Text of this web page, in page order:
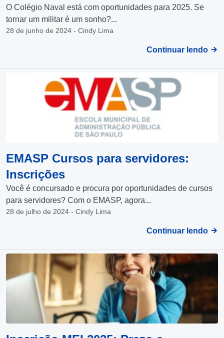
O Colégio Naval está com oportunidades para 2025. Se
tornar um militar é um sonho?...
28 de junho de 2024 - Cindy Lima
Continuar lendo
EMASP Cursos para servidores:
Inscrições
Você é concursado e procura por oportunidades de cursos
para servidores? Com o EMASP, agora...
28 de julho de 2024 - Cindy Lima
Continuar lendo